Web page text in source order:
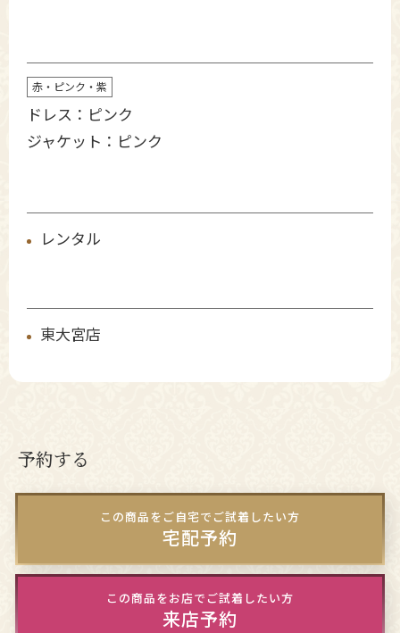
赤・ピンク・紫
ドレス：ピンク
ジャケット：ピンク
レンタル
東大宮店
予約する
この商品をご自宅でご試着したい方
宅配予約
この商品をお店でご試着したい方
来店予約